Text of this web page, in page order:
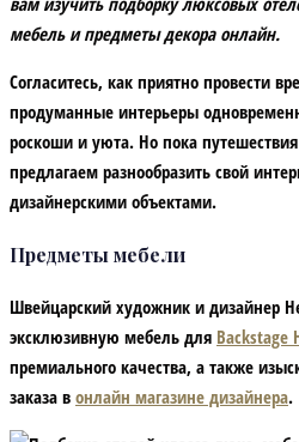
мебель и предметы декора онлайн.
Согласитесь, как приятно провести
продуманные интерьеры
роскоши и уюта. Но пока
предлагаем разнообразить свой
дизайнерскими объектами.
Предметы мебели
Швейцарский художник и дизайнер
эксклюзивную мебель для Backstage
премиального качества, а также
заказа в онлайн магазине дизайнера.